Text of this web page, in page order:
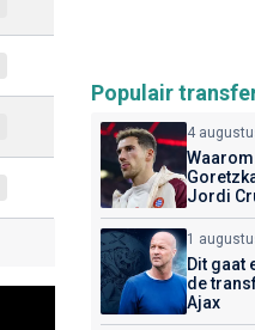
Populair
4
Jordi
1
Dit gaat
de
Ajax